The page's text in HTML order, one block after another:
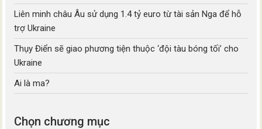
Liên minh châu Âu sử dụng 1.4 tỷ euro từ tài sản Nga để hỗ
trợ Ukraine
Thụy Điển sẽ giao phương tiện thuộc ‘đội tàu bóng tối’ cho
Ukraine
Ai là ma?
Chọn chương mục